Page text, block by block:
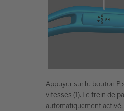
Appuyer sur le bouton P
vitesses (1). Le frein de
automatiquement activé.